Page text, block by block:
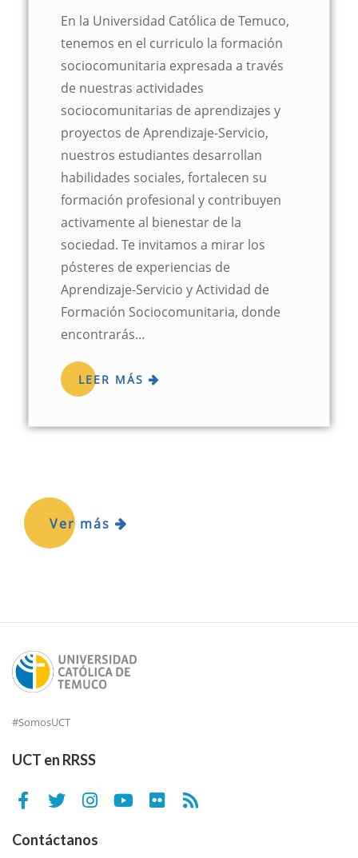
En la Universidad Católica de Temuco,
tenemos en el curriculo la formación
sociocomunitaria expresada a través
de nuestras actividades
sociocomunitarias de aprendizajes y
proyectos de Aprendizaje-Servicio,
nuestros estudiantes desarrollan
habilidades sociales, fortalecen su
formación profesional y contribuyen
activamente al bienestar de la
sociedad. Te invitamos a mirar los
pósteres de experiencias de
Aprendizaje-Servicio y Actividad de
Formación Sociocomunitaria, donde
encontrarás…
LEER MÁS
Ver más
#SomosUCT
UCT en RRSS
Contáctanos